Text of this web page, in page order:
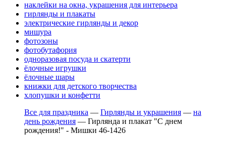
наклейки на окна, украшения для интерьера
гирлянды и плакаты
электрические гирлянды и декор
мишура
фотозоны
фотобутафория
одноразовая посуда и скатерти
ёлочные игрушки
ёлочные шары
книжки для детского творчества
хлопушки и конфетти
Все для праздника — Гирлянды и украшения — на
день рождения — Гирлянда и плакат "С днем
рождения!" - Мишки 46-1426